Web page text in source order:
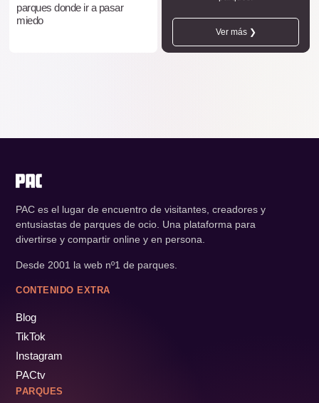
parques donde ir a pasar
miedo
Ver más ❯
PAC es el lugar de encuentro de visitantes, creadores y
entusiastas de parques de ocio. Una plataforma para
divertirse y compartir online y en persona.
Desde 2001 la web nº1 de parques.
CONTENIDO EXTRA
Blog
TikTok
Instagram
PACtv
PARQUES